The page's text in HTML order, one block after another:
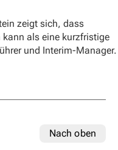
zeigt sich, dass
als eine kurzfristige
und Interim-Manager.
Nach oben